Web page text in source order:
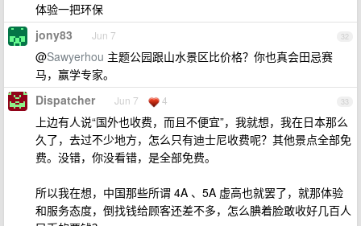
体验一把环保
32
jony83 Jun 7
@Sawyerhou 主题公园跟山水景区比价格？你也真会田忌赛
马，赢学专家。
33
Dispatcher Jun 7 4
上边有人说“国外也收费，而且不便宜”，我就想，我在日本那么
久了，去过不少地方，怎么只有迪士尼收费呢？其他景点全部免
费。没错，你没看错，是全部免费。
所以我在想，中国那些所谓 4A 、5A 虚高也就罢了，就那体验
和服务态度，倒找钱给顾客还差不多，怎么腆着脸敢收好几百人